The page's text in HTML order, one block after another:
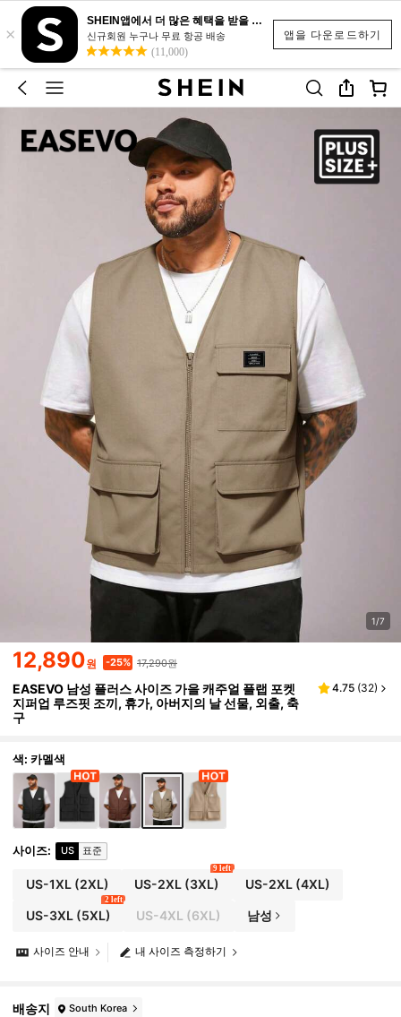
앱을 다운로드하기
×
SHEIN앱에서 더 많은 혜택을 받을 수 있어요.
신규회원 누구나 무료 항공 배송
(11,000)
1/7
12,890원 -25% 17,290원
EASEVO 남성 플러스 사이즈 가을 캐주얼 플랩 포켓
지퍼업 루즈핏 조끼, 휴가, 아버지의 날 선물, 외출, 축
구
4.75 (32)
색: 카멜색
사이즈: US 표준
US-1XL(2XL) US-2XL (3XL)
9 left
US-2XL(4XL)
US-3XL(5XL)
2 left
US-4XL (6XL) 남성
내 사이즈 측정하기
사이즈 안내
배송지 South Korea